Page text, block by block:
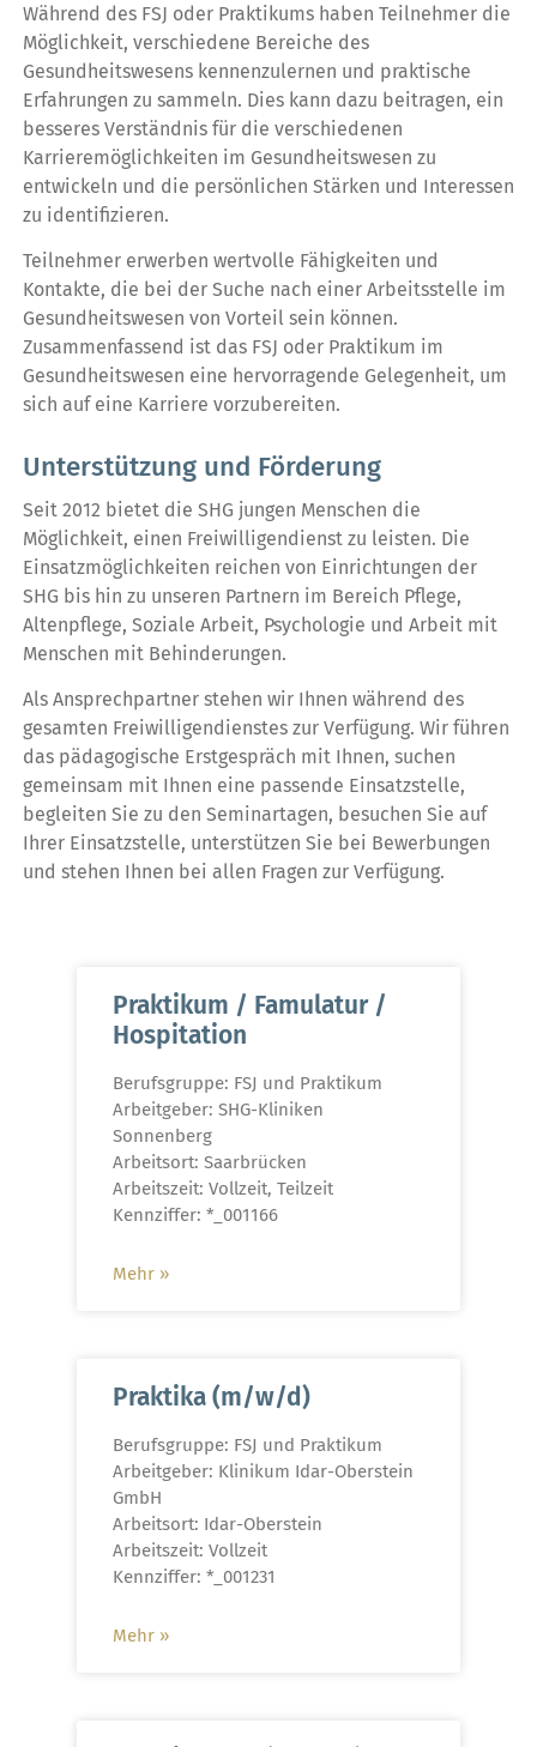
Während des FSJ oder Praktikums haben Teilnehmer die
Möglichkeit, verschiedene Bereiche des
Gesundheitswesens kennenzulernen und praktische
Erfahrungen zu sammeln. Dies kann dazu beitragen, ein
besseres Verständnis für die verschiedenen
Karrieremöglichkeiten im Gesundheitswesen zu
entwickeln und die persönlichen Stärken und Interessen
zu identifizieren.
Teilnehmer erwerben wertvolle Fähigkeiten und
Kontakte, die bei der Suche nach einer Arbeitsstelle im
Gesundheitswesen von Vorteil sein können.
Zusammenfassend ist das FSJ oder Praktikum im
Gesundheitswesen eine hervorragende Gelegenheit, um
sich auf eine Karriere vorzubereiten.
Unterstützung und Förderung
Seit 2012 bietet die SHG jungen Menschen die
Möglichkeit, einen Freiwilligendienst zu leisten. Die
Einsatzmöglichkeiten reichen von Einrichtungen der
SHG bis hin zu unseren Partnern im Bereich Pflege,
Altenpflege, Soziale Arbeit, Psychologie und Arbeit mit
Menschen mit Behinderungen.
Als Ansprechpartner stehen wir Ihnen während des
gesamten Freiwilligendienstes zur Verfügung. Wir führen
das pädagogische Erstgespräch mit Ihnen, suchen
gemeinsam mit Ihnen eine passende Einsatzstelle,
begleiten Sie zu den Seminartagen, besuchen Sie auf
Ihrer Einsatzstelle, unterstützen Sie bei Bewerbungen
und stehen Ihnen bei allen Fragen zur Verfügung.
Praktikum / Famulatur /
Hospitation
Berufsgruppe: FSJ und Praktikum
Arbeitgeber: SHG-Kliniken
Sonnenberg
Arbeitsort: Saarbrücken
Arbeitszeit: Vollzeit, Teilzeit
Kennziffer: *_001166
Mehr »
Praktika (m/w/d)
Berufsgruppe: FSJ und Praktikum
Arbeitgeber: Klinikum Idar-Oberstein
GmbH
Arbeitsort: Idar-Oberstein
Arbeitszeit: Vollzeit
Kennziffer: *_001231
Mehr »